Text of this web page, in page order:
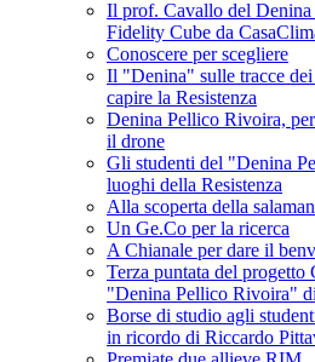
Il prof. Cavallo del
Fidelity Cube da
Conoscere per scegliere
Il "Denina" sulle tracce
capire la Resistenza
Denina Pellico Rivoira,
il drone
Gli studenti del "Denina
luoghi della Resistenza
Alla scoperta della
Un Ge.Co per la ricerca
A Chianale per dare il
Terza puntata del
"Denina Pellico Rivoira"
Borse di studio agli
in ricordo di Riccardo